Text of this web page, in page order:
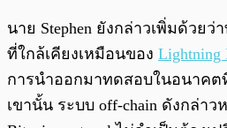
นาย Stephen ยังกล่าวเพิ่มด้วย
ที่ใกล้เคียงเหมือนของ Lightning
การนำออกมาทดสอบในอนาคต
เขานั้น ระบบ off-chain ดังกล่า